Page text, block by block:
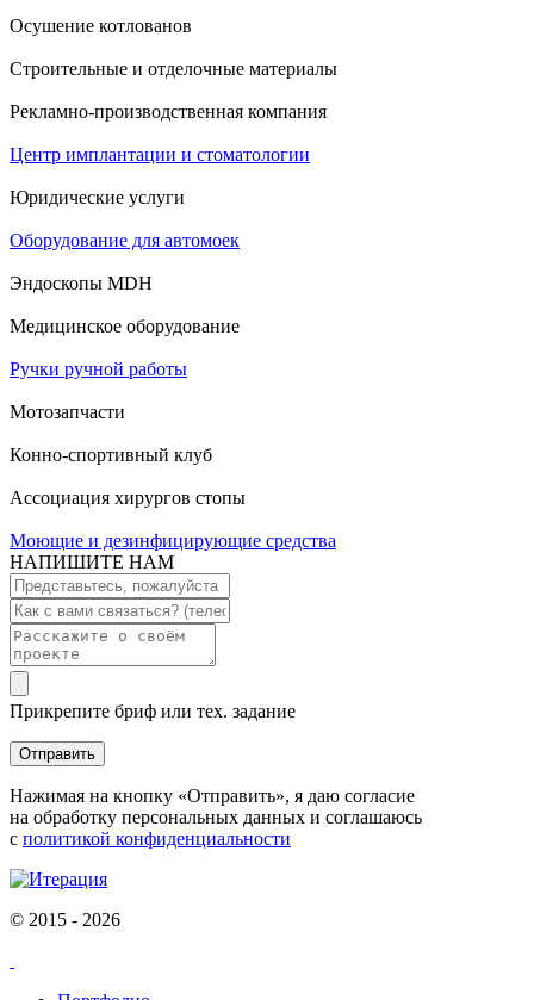
Осушение котлованов
Строительные и отделочные материалы
Рекламно-производственная компания
Центр имплантации и стоматологии
Юридические услуги
Оборудование для автомоек
Эндоскопы MDH
Медицинское оборудование
Ручки ручной работы
Мотозапчасти
Конно-спортивный клуб
Ассоциация хирургов стопы
Моющие и дезинфицирующие средства
НАПИШИТЕ НАМ
Прикрепите бриф или тех. задание
Отправить
Нажимая на кнопку «Отправить», я даю согласие
на обработку персональных данных и соглашаюсь
с политикой конфиденциальности
© 2015 - 2026